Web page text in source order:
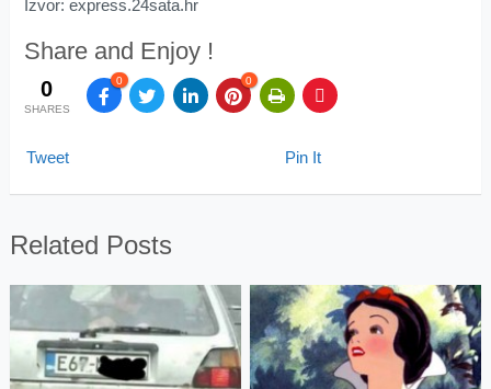
Izvor: express.24sata.hr
Share and Enjoy !
0
SHARES
0 0
Tweet Pin It
Related Posts